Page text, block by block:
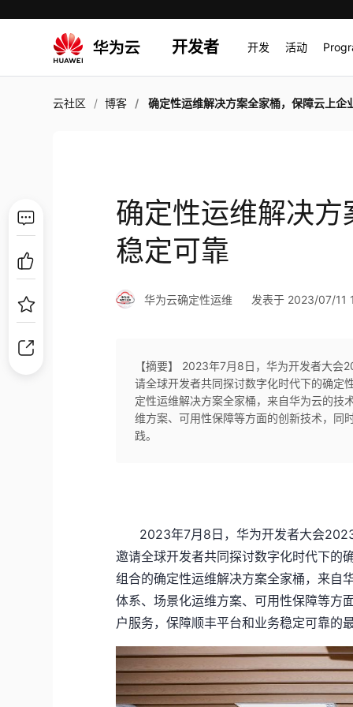
开发者 开发 活动
云社区 博客 确定性运维解决方案全家桶，保障云上企业稳定
确定性运维解决
稳定可靠
华为云确定性运维 发表于 2023/07/11
【摘要】 2023年7月8日，华为开发者大
请全球开发者共同探讨数字化时代下的确定
定性运维解决方案全家桶，来自华为云的技
维方案、可用性保障等方面的创新技术，同
践。
2023年7月8日，华为开发者大会2023
邀请全球开发者共同探讨数字化时代下的
组合的确定性运维解决方案全家桶，来自
体系、场景化运维方案、可用性保障等方
户服务，保障顺丰平台和业务稳定可靠的